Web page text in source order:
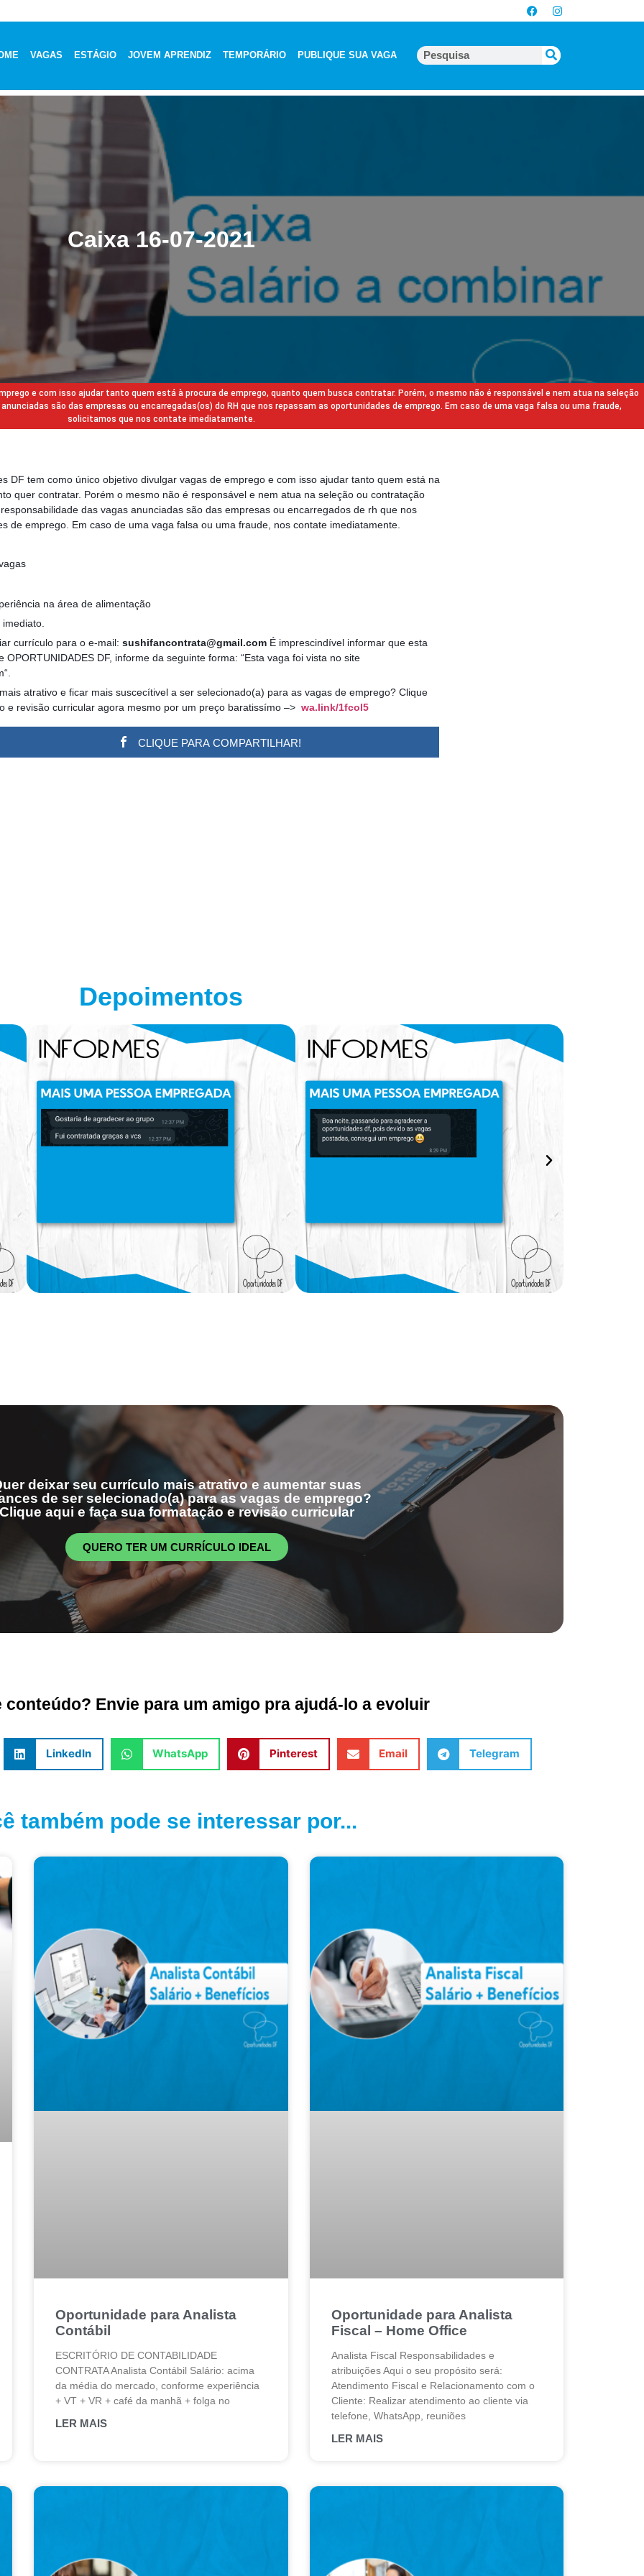
VAGAS ESTÁGIO JOVEM APRENDIZ TEMPORÁRIO PUBLIQUE SUA VAGA
Caixa 16-07-2021
e com isso ajudar tanto quem está à procura de emprego, quanto quem busca contratar. Porém, o mesmo não é responsável e nem atua na seleção
são das empresas ou encarregadas(os) do RH que nos repassam as oportunidades de emprego. Em caso de uma vaga falsa ou uma fraude,
solicitamos que nos contate imediatamente.
DF tem como único objetivo divulgar vagas de emprego e com isso ajudar tanto quem está na
quer contratar. Porém o mesmo não é responsável e nem atua na seleção ou contratação
das vagas anunciadas são das empresas ou encarregados de rh que nos
de emprego. Em caso de uma vaga falsa ou uma fraude, nos contate imediatamente.
na área de alimentação
currículo para o e-mail: sushifancontrata@gmail.com É imprescindível informar que esta
OPORTUNIDADES DF, informe da seguinte forma: “Esta vaga foi vista no site
atrativo e ficar mais suscecítivel a ser selecionado(a) para as vagas de emprego? Clique
e revisão curricular agora mesmo por um preço baratissímo –> wa.link/1fcol5
CLIQUE PARA COMPARTILHAR!
Depoimentos
deixar seu currículo mais atrativo e aumentar suas
de ser selecionado(a) para as vagas de emprego?
aqui e faça sua formatação e revisão curricular
QUERO TER UM CURRÍCULO IDEAL
conteúdo? Envie para um amigo pra ajudá-lo a evoluir
LinkedIn WhatsApp Pinterest Email Telegram
também pode se interessar por...
Oportunidade para Analista
Contábil
ESCRITÓRIO DE CONTABILIDADE
CONTRATA Analista Contábil Salário: acima
da média do mercado, conforme experiência
+ VT + VR + café da manhã + folga no
LER MAIS
Oportunidade para Analista
Fiscal – Home Office
Analista Fiscal Responsabilidades e
atribuições Aqui o seu propósito será:
Atendimento Fiscal e Relacionamento com o
Cliente: Realizar atendimento ao cliente via
telefone, WhatsApp, reuniões
LER MAIS